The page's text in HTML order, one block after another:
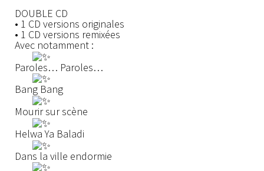
DOUBLE CD
• 1 CD versions originales
• 1 CD versions remixées
Avec notamment :
Paroles… Paroles…
Bang Bang
Mourir sur scène
Helwa Ya Baladi
Dans la ville endormie